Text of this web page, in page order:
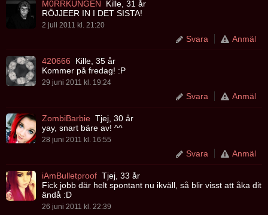
M0RRKUNGEN
Kille, 31 år
RÖJJEER IN I DET SISTA!
2 juli 2011 kl. 21:20
Svara Anmäl
420666
Kille, 35 år
Kommer på fredag! :P
29 juni 2011 kl. 19:24
Svara Anmäl
ZombiBarbie Tjej, 30 år
yay, snart bäre av! ^^
28 juni 2011 kl. 16:55
Svara Anmäl
iAmBulletproof Tjej, 33 år
Fick jobb där helt spontant nu ikväll, så blir visst att åka dit
ändå :D
26 juni 2011 kl. 22:39